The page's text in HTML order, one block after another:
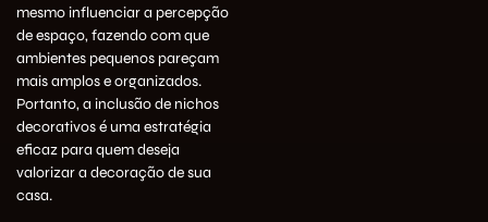
mesmo influenciar a percepção
de espaço, fazendo com que
ambientes pequenos pareçam
mais amplos e organizados.
Portanto, a inclusão de nichos
decorativos é uma estratégia
eficaz para quem deseja
valorizar a decoração de sua
casa.